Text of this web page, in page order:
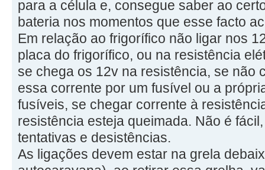
para a célula e, consegue saber ao
bateria nos momentos que esse facto
Em relação ao frigorífico não ligar nos
placa do frigorífico, ou na resistência
se chega os 12v na resistência, se não
essa corrente por um fusível ou a
fusíveis, se chegar corrente à
resistência esteja queimada. Não é
tentativas e desistências.
As ligações devem estar na grela